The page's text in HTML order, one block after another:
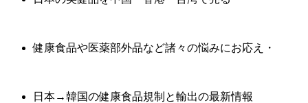
健康食品や医薬部外品など諸々の悩みにお応え・
日本→韓国の健康食品規制と輸出の最新情報